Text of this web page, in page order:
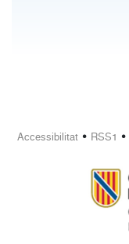
Accessibilitat• RSS1 •